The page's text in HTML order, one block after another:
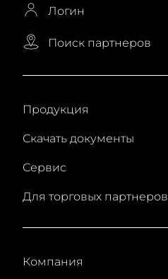
Логин
Поиск партнеров
Продукция
Скачать документы
Сервис
Для торговых партнеров
Компания